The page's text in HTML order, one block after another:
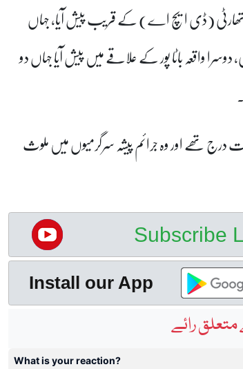
اتھارٹی (ڈی ایچ اے) کے قریب پیش آیا، جہاں
واقعہ باٹا پور کے علاقے میں پیش آیا جہاں دو
تھے اور وہ جرائم پیشہ سرگرمیوں میں ملوث
Subscribe
Install our App
رائے